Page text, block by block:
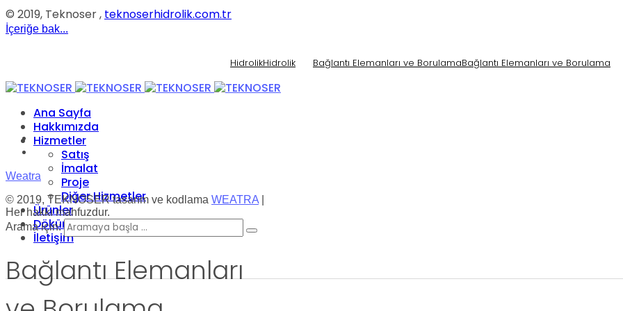
© 2019, Teknoser , teknoserhidrolik.com.tr
İçeriğe bak...
Bağlantı Elemanları ve BorulamaBağlantı Elemanları ve Borulama
HidrolikHidrolik
Ana Sayfa
Hakkımızda
Hizmetler
Satış
İmalat
Proje
Diğer Hizmetler
Ürünler
Dökümanlar
İletişim
Weatra
© 2019, TEKNOSER tasarım ve kodlama WEATRA
Her hakkı mahfuzdur.
Arama için:
Bağlantı Elemanları